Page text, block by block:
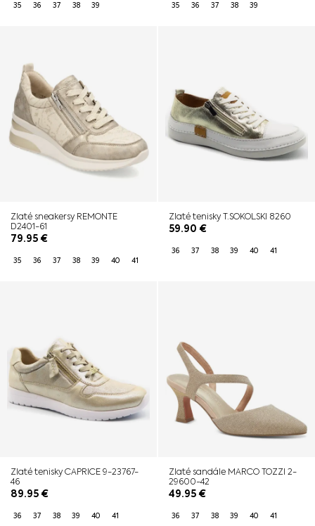
35 36 37 38 39 35 36 37 38 39
Zlaté sneakersy REMONTE
D2401-61
79.95€
35 36 37 38 39 40 41
Zlaté tenisky T.SOKOLSKI 8260
59.90 €
36 37 38 39 40 41
Zlaté tenisky CAPRICE 9-23767-
46
89.95€
36 37 38 39 40 41
Zlaté sandále MARCO TOZZI 2-
29600-42
49.95€
36 37 38 39 40 41